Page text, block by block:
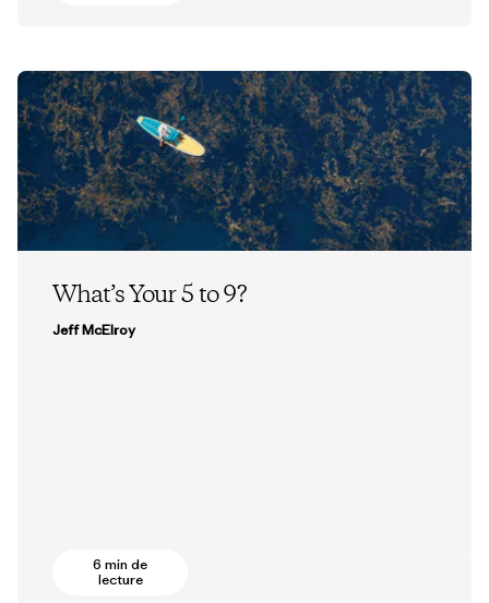
What’s Your 5 to 9?
Jeff McElroy
6 min de
lecture